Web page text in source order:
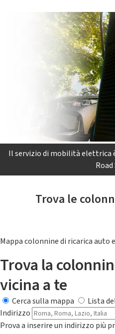
Il servizio di mobilità elettrica
Road
Trova le
Mappa colonnine di ricarica auto
Trova la
vicina a te
Cerca sulla mappa
Lista
Indirizzo
Prova a inserire un indirizzo più